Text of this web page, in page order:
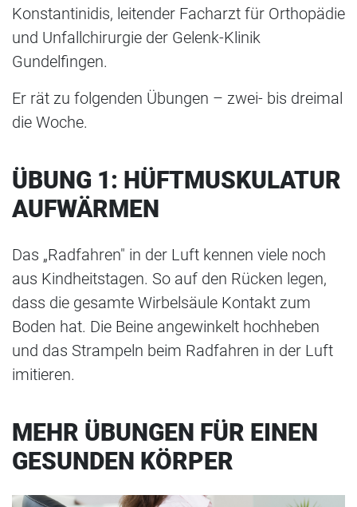
Konstantinidis, leitender Facharzt für Orthopädie
und Unfallchirurgie der Gelenk-Klinik
Gundelfingen.
Er rät zu folgenden Übungen – zwei- bis dreimal
die Woche.
ÜBUNG 1: HÜFTMUSKULATUR
AUFWÄRMEN
Das „Radfahren" in der Luft kennen viele noch
aus Kindheitstagen. So auf den Rücken legen,
dass die gesamte Wirbelsäule Kontakt zum
Boden hat. Die Beine angewinkelt hochheben
und das Strampeln beim Radfahren in der Luft
imitieren.
MEHR ÜBUNGEN FÜR EINEN
GESUNDEN KÖRPER